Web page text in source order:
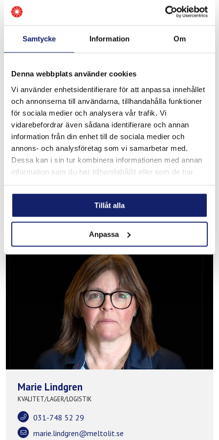
Samtycke Information Om
Denna webbplats använder cookies
Vi använder enhetsidentifierare för att anpassa innehållet
och annonserna till användarna, tillhandahålla funktioner
för sociala medier och analysera vår trafik. Vi
vidarebefordrar även sådana identifierare och annan
information från din enhet till de sociala medier och
annons- och analysföretag som vi samarbetar med.
Dessa kan i sin tur kombinera informationen med annan
information som du har tillhandahållit eller som de har
Tillåt alla
Anpassa
Katarina Berglen
EKONOMI
katarina.berglen@meltolit.se
Marie Lindgren
KVALITET/LAGER/LOGISTIK
031-748 52 29
marie.lindgren@meltolit.se